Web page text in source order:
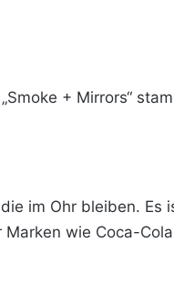
+ Mirrors“
im Ohr bleiben. Es
wie Coca-